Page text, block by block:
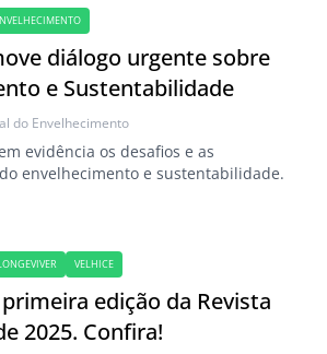
diálogo urgente sobre
e Sustentabilidade
do Envelhecimento
evidência os desafios e as
envelhecimento e sustentabilidade.
VELHICE
edição da Revista
2025. Confira!